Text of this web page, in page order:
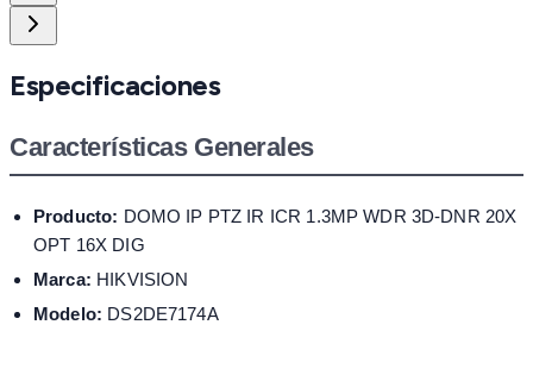
Especificaciones
Características Generales
Producto: DOMO IP PTZ IR ICR 1.3MP WDR 3D-DNR 20X
OPT 16X DIG
Marca: HIKVISION
Modelo: DS2DE7174A